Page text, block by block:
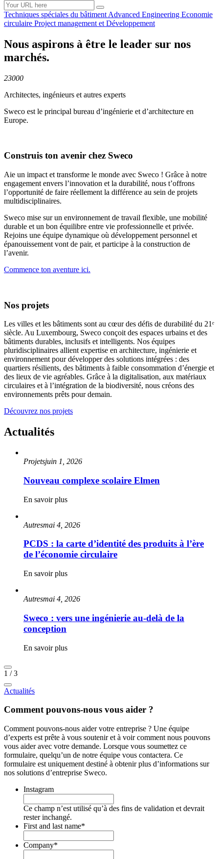
Techniques spéciales du bâtiment Advanced Engineering Economie
circulaire Project management et Développement
Nous aspirons à être le leader sur nos
marchés.
23000
Architectes, ingénieurs et autres experts
Sweco est le principal bureau d’ingénierie et d’architecture en
Europe.
Construis ton avenir chez Sweco
Aie un impact et transforme le monde avec Sweco ! Grâce à notre
engagement envers l’innovation et la durabilité, nous t’offrons
l’opportunité de faire réellement la différence au sein de projets
multidisciplinaires.
Sweco mise sur un environnement de travail flexible, une mobilité
durable et un bon équilibre entre vie professionnelle et privée.
Rejoins une équipe dynamique où développement personnel et
épanouissement vont de pair, et participe à la construction de
l’avenir.
Commence ton aventure ici.
Nos projets
Les villes et les bâtiments sont au cœur des défis de durabilité du 21ᵉ
siècle. Au Luxembourg, Sweco conçoit des espaces urbains et des
bâtiments durables, inclusifs et intelligents. Nos équipes
pluridisciplinaires allient expertise en architecture, ingénierie et
environnement pour développer des solutions intégrées : des
quartiers résilients, des bâtiments à faible consommation d’énergie et
des lieux de vie agréables. Grâce à la digitalisation, aux matériaux
circulaires et à l’intégration de la biodiversité, nous créons des
environnements prêts pour demain.
Découvrez nos projets
Actualités
Projetsjuin 1, 2026
Nouveau complexe scolaire Elmen
En savoir plus
Autresmai 4, 2026
PCDS : la carte d’identité des produits à l’ère
de l’économie circulaire
En savoir plus
Autresmai 4, 2026
Sweco : vers une ingénierie au-delà de la
conception
En savoir plus
1 /3
Actualités
Comment pouvons-nous vous aider ?
Comment pouvons-nous aider votre entreprise ? Une équipe
d’experts est prête à vous soutenir et à voir comment nous pouvons
vous aider avec votre demande. Lorsque vous soumettez ce
formulaire, quelqu’un de notre équipe vous contactera. Ce
formulaire est uniquement destiné à obtenir plus d’informations sur
nos solutions d’entreprise Sweco.
Instagram
Ce champ n’est utilisé qu’à des fins de validation et devrait
rester inchangé.
First and last name*
Company*